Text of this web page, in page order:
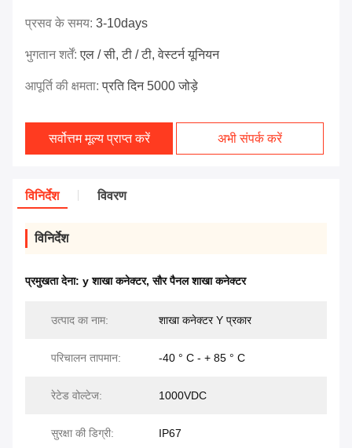
प्रसव के समय: 3-10days
भुगतान शर्तें:एल / सी, टी / टी, वेस्टर्न यूनियन
आपूर्ति की क्षमता:प्रति दिन 5000 जोड़े
सर्वोत्तम मूल्य प्राप्त करें अभी संपर्क करें
विनिर्देश विवरण
विनिर्देश
प्रमुखता देना: y शाखा कनेक्टर,सौर पैनल शाखा कनेक्टर
उत्पाद का नाम: शाखा कनेक्टर Y प्रकार
परिचालन तापमान: -40 ° C - + 85 ° C
रेटेड वोल्टेज: 1000VDC
सुरक्षा की डिग्री: IP67